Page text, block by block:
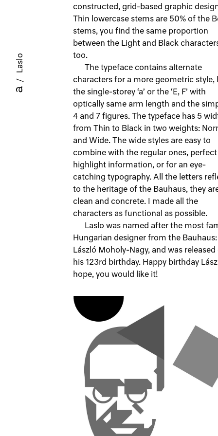
/
Laslo
constructed, grid-based graphic
Thin lowercase stems are 50% of the
stems, you find the same proportion
between the Light and Black
too.
The typeface contains alternate
characters for a more geometric style,
the single-storey ‘a’ or the ‘E, F’ with
optically same arm length and the
4 and 7 figures. The typeface has 5
from Thin to Black in two weights:
and Wide. The wide styles are easy to
combine with the regular ones,
highlight information, or for an eye-
catching typography. All the letters
to the heritage of the Bauhaus, they
clean and concrete. I made all the
characters as functional as possible.
Laslo was named after the most
Hungarian designer from the Bauhaus:
László Moholy-Nagy, and was released
his 123rd birthday. Happy birthday
hope, you would like it!